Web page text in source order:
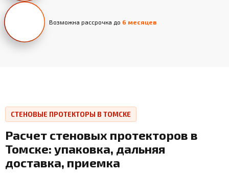
Возможна рассрочка до 6 месяцев
СТЕНОВЫЕ ПРОТЕКТОРЫ В ТОМСКЕ
Расчет стеновых протекторов в
Томске: упаковка, дальняя
доставка, приемка